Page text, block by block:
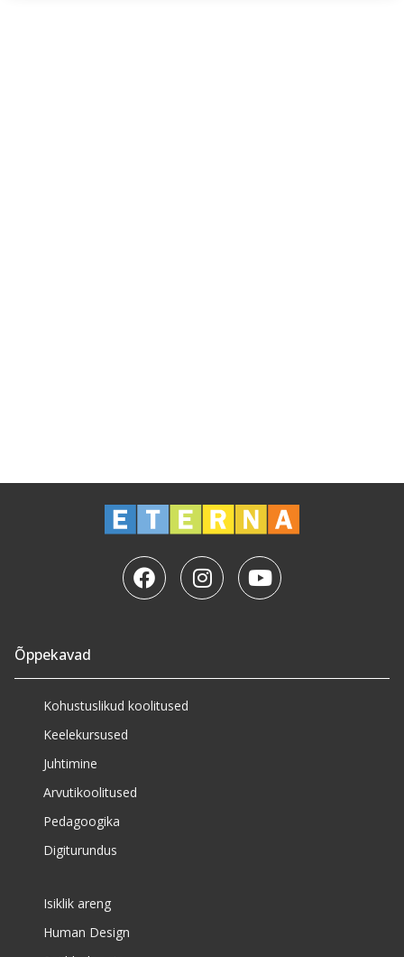
Õppekavad
Kohustuslikud koolitused
Keelekursused
Juhtimine
Arvutikoolitused
Pedagoogika
Digiturundus
Isiklik areng
Human Design